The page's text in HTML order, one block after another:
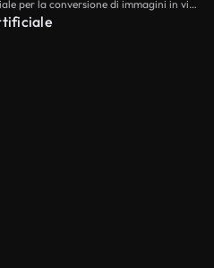
Flussi di lavoro di intelligenza artificiale per la conversione di immagini in video